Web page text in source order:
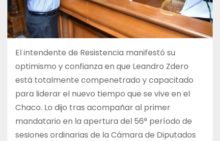
El intendente de Resistencia manifestó su
optimismo y confianza en que Leandro Zdero
está totalmente compenetrado y capacitado
para liderar el nuevo tiempo que se vive en el
Chaco. Lo dijo tras acompañar al primer
mandatario en la apertura del 56° período de
sesiones ordinarias de la Cámara de Diputados